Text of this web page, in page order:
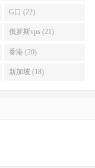
G口 (22)
俄罗斯vps (21)
香港 (20)
新加坡 (18)